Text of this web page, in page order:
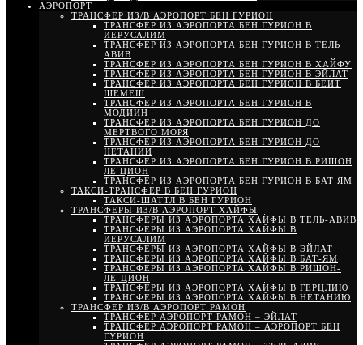
АЭРОПОРТ
ТРАНСФЕР ИЗ/В АЭРОПОРТ БЕН ГУРИОН
ТРАНСФЕР ИЗ АЭРОПОРТА БЕН ГУРИОН В
ИЕРУСАЛИМ
ТРАНСФЕР ИЗ АЭРОПОРТА БЕН ГУРИОН В ТЕЛЬ
АВИВ
ТРАНСФЕР ИЗ АЭРОПОРТА БЕН ГУРИОН В ХАЙФУ
ТРАНСФЕР ИЗ АЭРОПОРТА БЕН ГУРИОН В ЭЙЛАТ
ТРАНСФЕР ИЗ АЭРОПОРТА БЕН ГУРИОН В БЕЙТ
ШЕМЕШ
ТРАНСФЕР ИЗ АЭРОПОРТА БЕН ГУРИОН В
МОДИИН
ТРАНСФЕР ИЗ АЭРОПОРТА БЕН ГУРИОН ДО
МЕРТВОГО МОРЯ
ТРАНСФЕР ИЗ АЭРОПОРТА БЕН ГУРИОН ДО
НЕТАНИИ
ТРАНСФЕР ИЗ АЭРОПОРТА БЕН ГУРИОН В РИШОН
ЛЕ ЦИОН
ТРАНСФЕР ИЗ АЭРОПОРТА БЕН ГУРИОН В БАТ ЯМ
ТАКСИ-ТРАНСФЕР В БЕН ГУРИОН
ТАКСИ-ШАТТЛ В БЕН ГУРИОН
ТРАНСФЕРЫ ИЗ/В АЭРОПОРТ ХАЙФЫ
ТРАНСФЕРЫ ИЗ АЭРОПОРТА ХАЙФЫ В ТЕЛЬ-АВИВ
ТРАНСФЕРЫ ИЗ АЭРОПОРТА ХАЙФЫ В
ИЕРУСАЛИМ
ТРАНСФЕРЫ ИЗ АЭРОПОРТА ХАЙФЫ В ЭЙЛАТ
ТРАНСФЕРЫ ИЗ АЭРОПОРТА ХАЙФЫ В БАТ-ЯМ
ТРАНСФЕРЫ ИЗ АЭРОПОРТА ХАЙФЫ В РИШОН-
ЛЕ-ЦИОН
ТРАНСФЕРЫ ИЗ АЭРОПОРТА ХАЙФЫ В ГЕРЦЛИЮ
ТРАНСФЕРЫ ИЗ АЭРОПОРТА ХАЙФЫ В НЕТАНИЮ
ТРАНСФЕР ИЗ/В АЭРОПОРТ РАМОН
ТРАНСФЕР АЭРОПОРТ РАМОН – ЭЙЛАТ
ТРАНСФЕР АЭРОПОРТ РАМОН – АЭРОПОРТ БЕН
ГУРИОН